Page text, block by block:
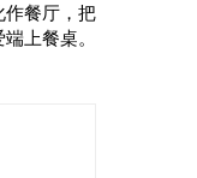
作餐厅，把
上餐桌。